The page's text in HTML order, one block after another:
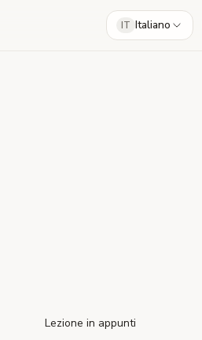
IT Italiano
Lezione in appunti